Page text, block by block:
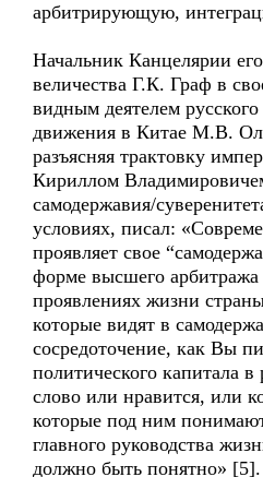
арбитрирующую,
Начальник Канцелярии
величества Г.К. Граф в
видным деятелем русского
движения в Китае М.В.
разъясняя трактовку
Кириллом
самодержавия/
условиях, писал:
проявляет свое
форме высшего арбитража
проявлениях жизни
которые видят в
сосредоточение, как Вы
политического капитала
слово или нравится, или
которые под ним
главного руководства
должно быть понятно»